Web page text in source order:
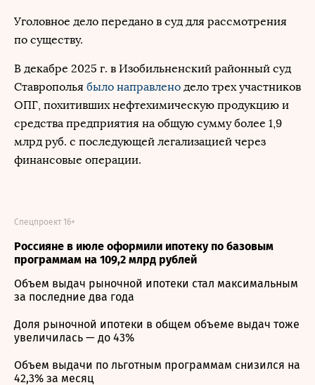
Уголовное дело передано в суд для рассмотрения
по существу.
В декабре 2025 г. в Изобильненский районный суд
Ставрополья было направлено дело трех участников
ОПГ, похитивших нефтехимическую продукцию и
средства предприятия на общую сумму более 1,9
млрд руб. с последующей легализацией через
финансовые операции.
Россияне в июле оформили ипотеку по базовым
программам на 109,2 млрд рублей
Спецпроект 16+
Объем выдач рыночной ипотеки стал максимальным
за последние два года
Доля рыночной ипотеки в общем объеме выдач тоже
увеличилась — до 43%
Объем выдачи по льготным программам снизился на
42,3% за месяц